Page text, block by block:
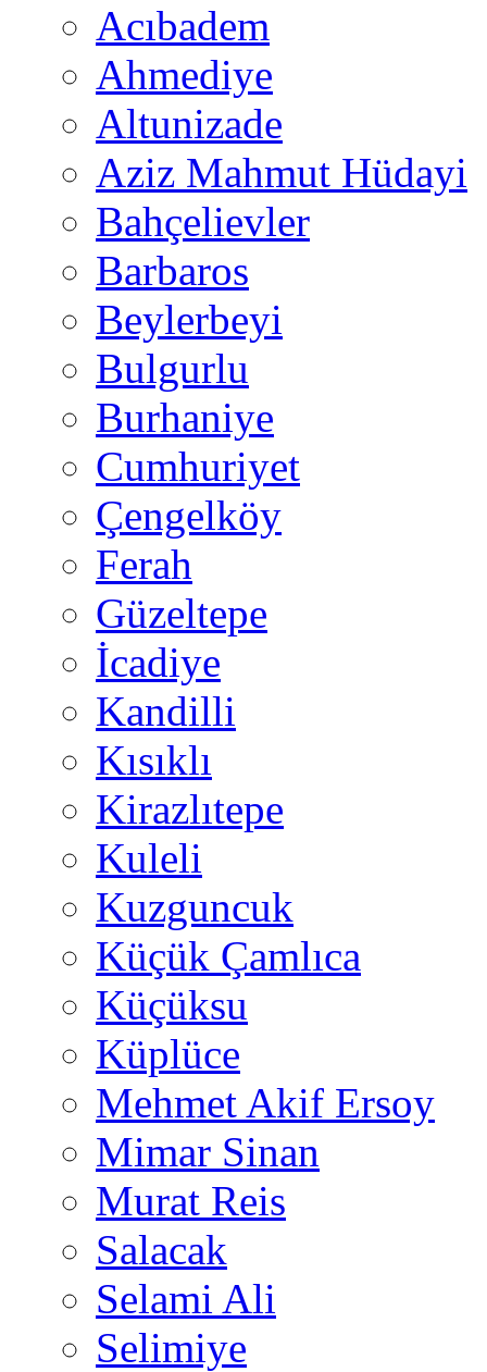
Acıbadem
Ahmediye
Altunizade
Aziz Mahmut Hüdayi
Bahçelievler
Barbaros
Beylerbeyi
Bulgurlu
Burhaniye
Cumhuriyet
Çengelköy
Ferah
Güzeltepe
İcadiye
Kandilli
Kısıklı
Kirazlıtepe
Kuleli
Kuzguncuk
Küçük Çamlıca
Küçüksu
Küplüce
Mehmet Akif Ersoy
Mimar Sinan
Murat Reis
Salacak
Selami Ali
Selimiye